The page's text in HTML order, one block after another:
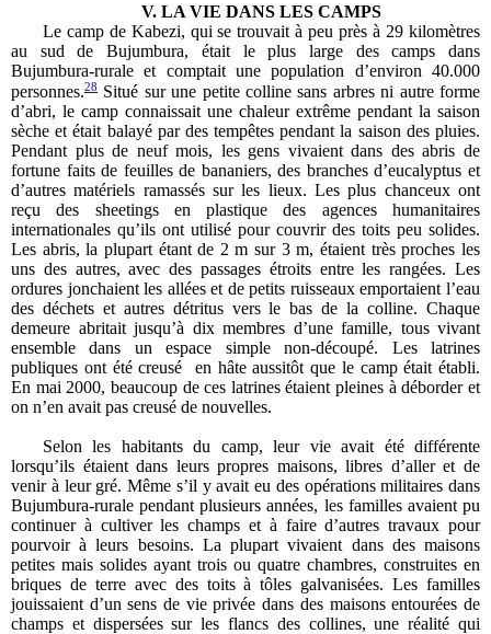
V. LA VIE DANS LES CAMPS
Le camp de Kabezi, qui se trouvait à peu près à 29 kilomètres
au sud de Bujumbura, était le plus large des camps dans
Bujumbura-rurale et comptait une population d’environ 40.000
personnes.28
Situé sur une petite colline sans arbres ni autre forme
d’abri, le camp connaissait une chaleur extrême pendant la saison
sèche et était balayé par des tempêtes pendant la saison des pluies.
Pendant plus de neuf mois, les gens vivaient dans des abris de
fortune faits de feuilles de bananiers, des branches d’eucalyptus et
d’autres matériels ramassés sur les lieux. Les plus chanceux ont
reçu des sheetings en plastique des agences humanitaires
internationales qu’ils ont utilisé pour couvrir des toits peu solides.
Les abris, la plupart étant de 2 m sur 3 m, étaient très proches les
uns des autres, avec des passages étroits entre les rangées. Les
ordures jonchaient les allées et de petits ruisseaux emportaient l’eau
des déchets et autres détritus vers le bas de la colline. Chaque
demeure abritait jusqu’à dix membres d’une famille, tous vivant
ensemble dans un espace simple non-découpé. Les latrines
publiques ont été creusé
en hâte aussitôt que le camp était établi.
En mai 2000, beaucoup de ces latrines étaient pleines à déborder et
on n’en avait pas creusé de nouvelles.
Selon les habitants du camp, leur vie avait été différente
lorsqu’ils étaient dans leurs propres maisons, libres d’aller et de
venir à leur gré. Même s’il y avait eu des opérations militaires dans
Bujumbura-rurale pendant plusieurs années, les familles avaient pu
continuer à cultiver les champs et à faire d’autres travaux pour
pourvoir à leurs besoins. La plupart vivaient dans des maisons
petites mais solides ayant trois ou quatre chambres, construites en
briques de terre avec des toits à tôles galvanisées. Les familles
jouissaient d’un sens de vie privée dans des maisons entourées de
champs et dispersées sur les flancs des collines, une réalité qui